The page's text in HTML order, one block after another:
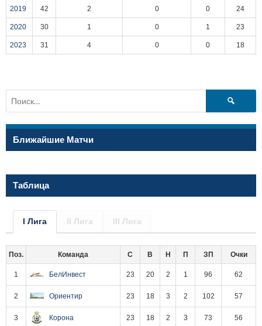
2019 42 2 0 0 24
2020 30 1 0 1 23
2023 31 4 0 0 18
Найти:
Ближайшие Матчи
Таблица
I Лига II Лига III Лига
Поз. Команда С В Н П ЗП Очки
1 БелИнвест 23 20 2 1 96 62
2 Ориентир 23 18 3 2 102 57
3 Корона 23 18 2 3 73 56